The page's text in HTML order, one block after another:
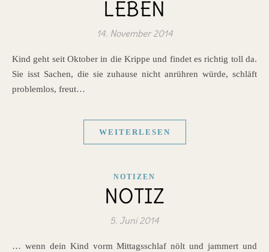
LEBEN
14. November 2014
Kind geht seit Oktober in die Krippe und findet es richtig toll da.
Sie isst Sachen, die sie zuhause nicht anrühren würde, schläft
problemlos, freut…
WEITERLESEN
NOTIZEN
NOTIZ
5. Juni 2014
… wenn dein Kind vorm Mittagsschlaf nölt und jammert und